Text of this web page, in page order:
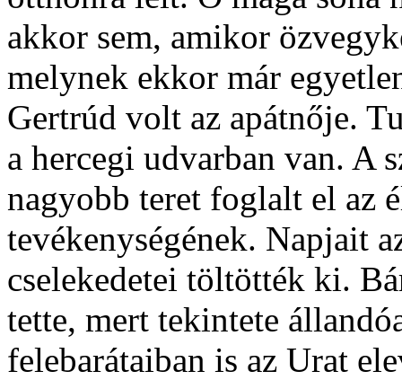
akkor sem, amikor
melynek ekkor már
Gertrúd volt az apátnője.
a hercegi udvarban van. A
nagyobb teret foglalt el az
tevékenységének. Napjait
cselekedetei töltötték ki.
tette, mert tekintete
felebarátaiban is az Urat